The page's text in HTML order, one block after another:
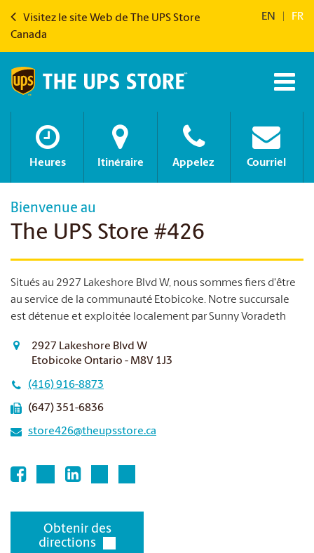
Visitez le site Web de The UPS Store
Canada
EN FR
Heures Itinéraire Appelez Courriel
Bienvenue au
The UPS Store #426
Situés au 2927 Lakeshore Blvd W, nous sommes fiers d'être
au service de la communauté Etobicoke. Notre succursale
est détenue et exploitée localement par Sunny Voradeth
2927 Lakeshore Blvd W
Etobicoke Ontario - M8V 1J3
(416) 916-8873
(647) 351-6836
store426@theupsstore.ca
Obtenir des
directions